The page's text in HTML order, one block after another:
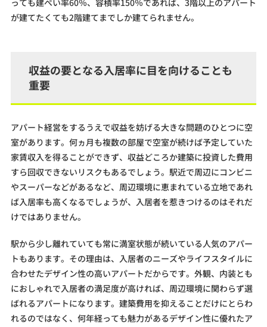
っても建ぺい率60％、容積率150％であれば、3階以上のアパート
が建てたくても2階建てまでしか建てられません。
収益の要となる入居率に目を向けることも
重要
アパート経営をするうえで収益を妨げる大きな問題のひとつに空
室があります。何ヵ月も複数の部屋で空室が続けば予定していた
家賃収入を得ることができず、収益どころか建築に投資した費用
すら回収できないリスクもあるでしょう。駅近で周辺にコンビニ
やスーパーなどがあるなど、周辺環境に恵まれている立地であれ
ば入居率も高くなるでしょうが、入居者を惹きつけるのはそれだ
けではありません。
駅から少し離れていても常に満室状態が続いている人気のアパー
トもあります。その理由は、入居者のニーズやライフスタイルに
合わせたデザイン性の高いアパートだからです。外観、内装とも
におしゃれで入居者の満足度が高ければ、周辺環境に関わらず選
ばれるアパートになります。建築費用を抑えることだけにとらわ
れるのではなく、何年経っても魅力があるデザイン性に優れたア